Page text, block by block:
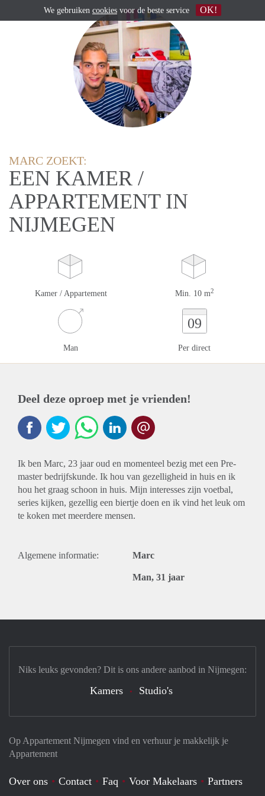
MARC ZOEKT:
EEN KAMER /
APPARTEMENT IN
NIJMEGEN
Kamer / Appartement Min. 10 m2
Man
09
Per direct
Deel deze oproep met je vrienden!
Ik ben Marc, 23 jaar oud en momenteel bezig met een Pre-
master bedrijfskunde. Ik hou van gezelligheid in huis en ik
hou het graag schoon in huis. Mijn interesses zijn voetbal,
series kijken, gezellig een biertje doen en ik vind het leuk om
te koken met meerdere mensen.
Algemene informatie: Marc
Man, 31 jaar
Op Appartement Nijmegen vind en verhuur je makkelijk je
Appartement
Over ons Contact Faq Voor Makelaars Partners
Niks leuks gevonden? Dit is ons andere aanbod in Nijmegen:
Kamers Studio's
We gebruiken cookies voor de beste service OK!